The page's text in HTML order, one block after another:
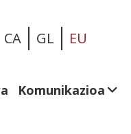
CA GL EU
Komunikazioa